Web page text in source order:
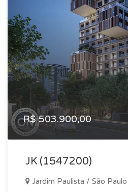
R$ 503.900,00
JK (1547200)
Jardim Paulista / São Paulo